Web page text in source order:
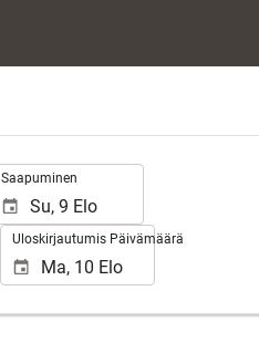
Saapuminen
Uloskirjautumis Päivämäärä